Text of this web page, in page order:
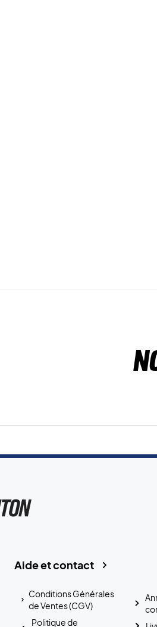
Aide et contact
Conditions Générales
de Ventes (CGV)
Politique de